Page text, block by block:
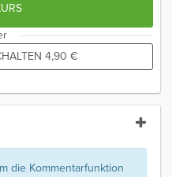
4,90 €
die Kommentarfunktion